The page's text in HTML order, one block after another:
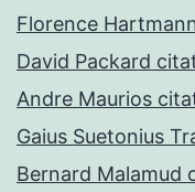
Florence
David Packard
Andre Maurios
Gaius Suetonius
Bernard Malamud